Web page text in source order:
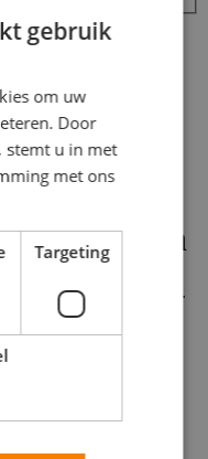
Genemuiden gevonden.
zoekopdracht!
gebruik
om uw
Door
stemt u in met
met ons
Targeting